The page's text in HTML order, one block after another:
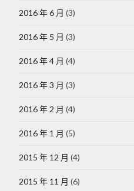
2016 年 6 月 (3)
2016 年 5 月 (3)
2016 年 4 月 (4)
2016 年 3 月 (3)
2016 年 2 月 (4)
2016 年 1 月 (5)
2015 年 12 月 (4)
2015 年 11 月 (6)